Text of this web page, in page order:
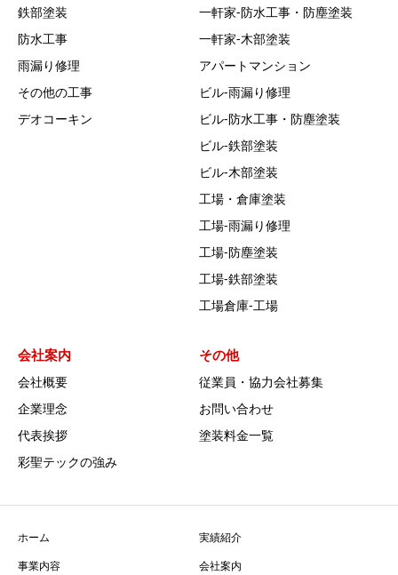
鉄部塗装
防水工事
雨漏り修理
その他の工事
デオコーキン
一軒家‐防水工事・防塵塗装
一軒家‐木部塗装
アパートマンション
ビル‐雨漏り修理
ビル‐防水工事・防塵塗装
ビル‐鉄部塗装
ビル‐木部塗装
工場・倉庫塗装
工場‐雨漏り修理
工場‐防塵塗装
工場‐鉄部塗装
工場倉庫-工場
会社案内
会社概要
企業理念
代表挨拶
彩聖テックの強み
その他
従業員・協力会社募集
お問い合わせ
塗装料金一覧
ホーム
実績紹介
事業内容
会社案内